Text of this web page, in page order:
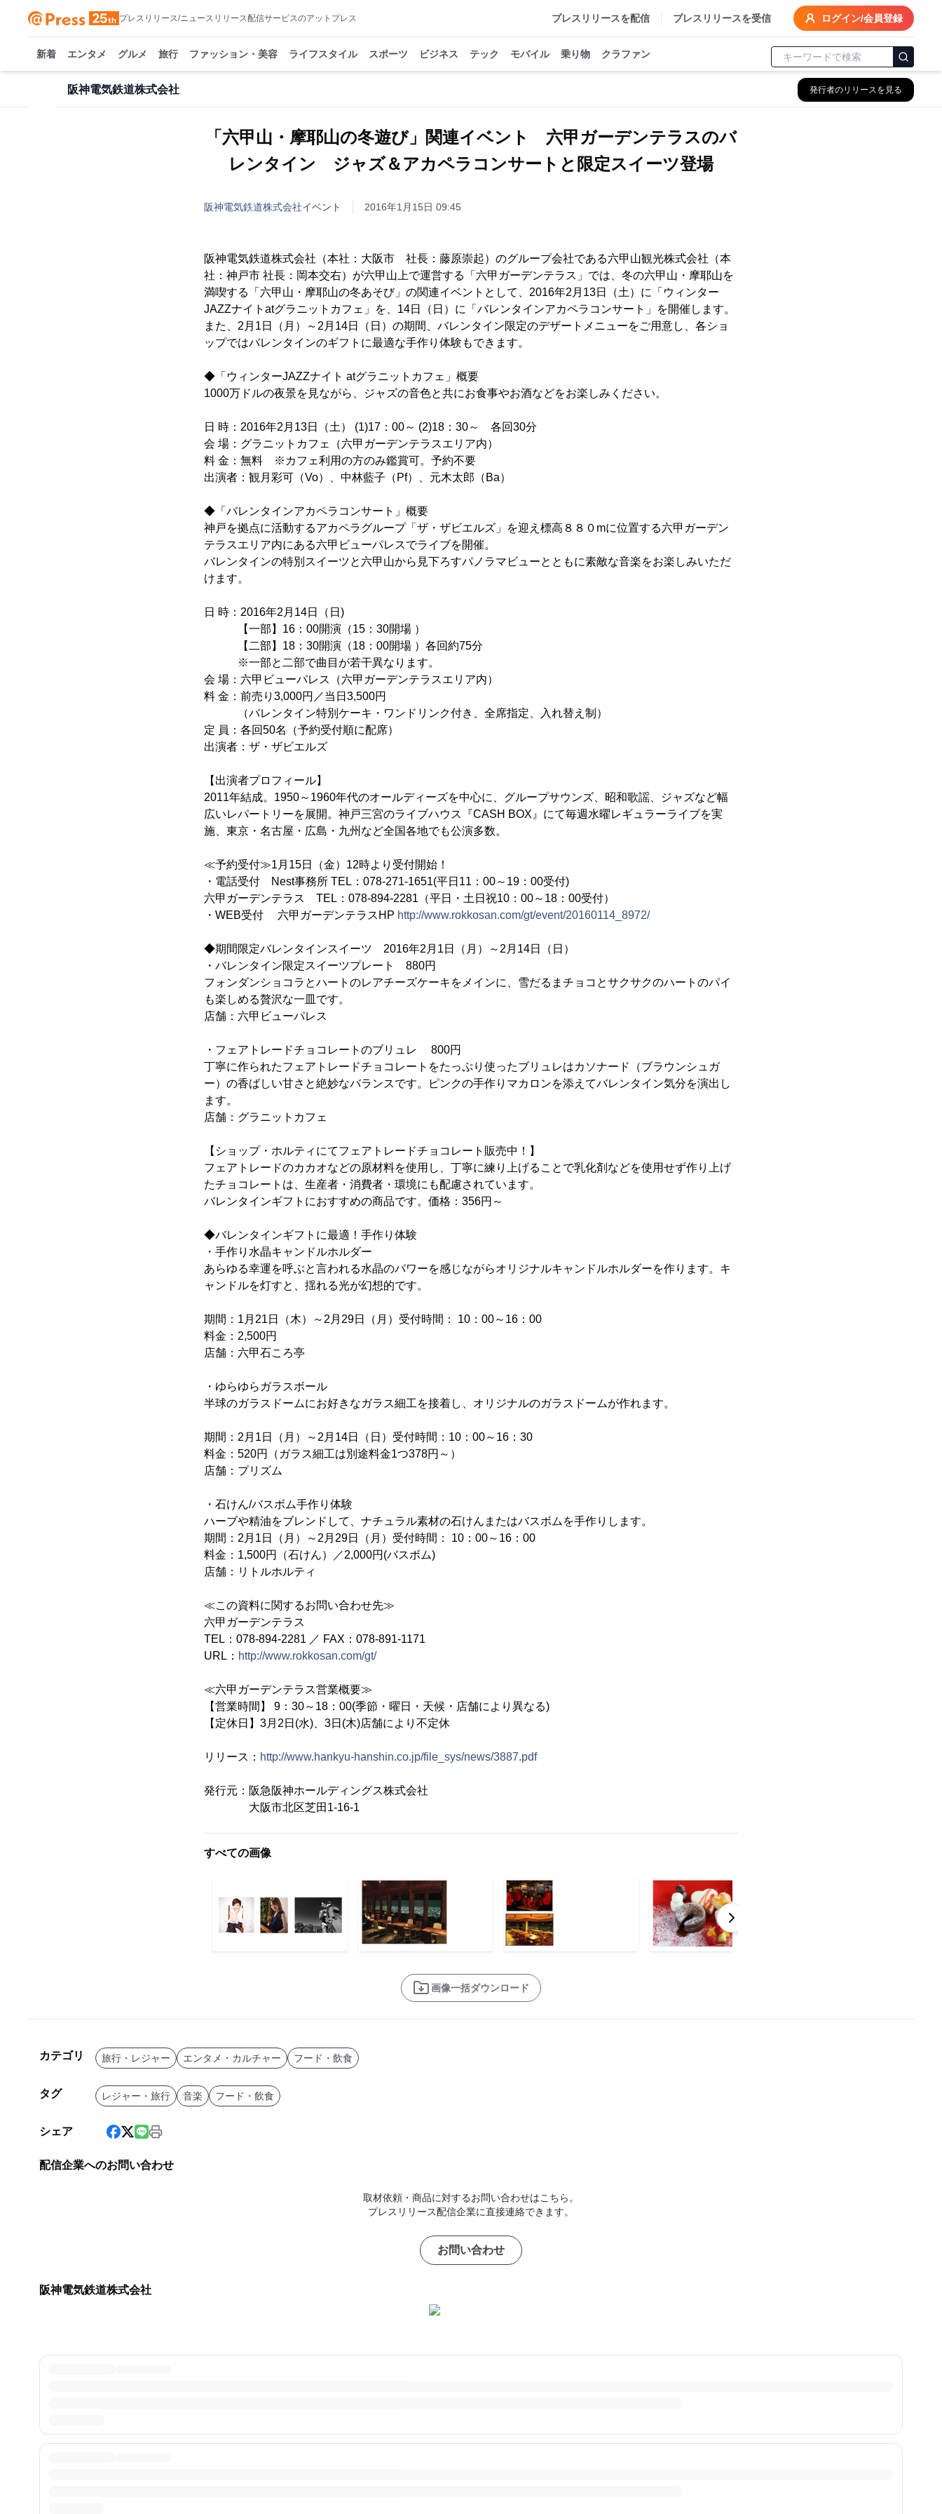
プレスリリース/ニュースリリース配信サービスのアットプレス プレスリリースを配信 プレスリリースを受信 ログイン/会員登録
新着 エンタメ グルメ 旅行 ファッション・美容 ライフスタイル スポーツ ビジネス テック モバイル 乗り物 クラファン
阪神電気鉄道株式会社 発行者のリリースを見る
「六甲山・摩耶山の冬遊び」関連イベント 六甲ガーデンテラスのバ
レンタイン ジャズ＆アカペラコンサートと限定スイーツ登場
阪神電気鉄道株式会社イベント 2016年1月15日 09:45
阪神電気鉄道株式会社（本社：大阪市 社長：藤原崇起）のグループ会社である六甲山観光株式会社（本
社：神戸市 社長：岡本交右）が六甲山上で運営する「六甲ガーデンテラス」では、冬の六甲山・摩耶山を
満喫する「六甲山・摩耶山の冬あそび」の関連イベントとして、2016年2月13日（土）に「ウィンター
JAZZナイトatグラニットカフェ」を、14日（日）に「バレンタインアカペラコンサート」を開催します。
また、2月1日（月）～2月14日（日）の期間、バレンタイン限定のデザートメニューをご用意し、各ショ
ップではバレンタインのギフトに最適な手作り体験もできます。
◆「ウィンターJAZZナイト atグラニットカフェ」概要
1000万ドルの夜景を見ながら、ジャズの音色と共にお食事やお酒などをお楽しみください。
日 時：2016年2月13日（土） (1)17：00～ (2)18：30～ 各回30分
会 場：グラニットカフェ（六甲ガーデンテラスエリア内）
料 金：無料 ※カフェ利用の方のみ鑑賞可。予約不要
出演者：観月彩可（Vo）、中林藍子（Pf）、元木太郎（Ba）
◆「バレンタインアカペラコンサート」概要
神戸を拠点に活動するアカペラグループ「ザ・ザビエルズ」を迎え標高８８０mに位置する六甲ガーデン
テラスエリア内にある六甲ビューパレスでライブを開催。
バレンタインの特別スイーツと六甲山から見下ろすパノラマビューとともに素敵な音楽をお楽しみいただ
けます。
日 時：2016年2月14日（日)
【一部】16：00開演（15：30開場 ）
【二部】18：30開演（18：00開場 ）各回約75分
※一部と二部で曲目が若干異なります。
会 場：六甲ビューパレス（六甲ガーデンテラスエリア内）
料 金：前売り3,000円／当日3,500円
（バレンタイン特別ケーキ・ワンドリンク付き、全席指定、入れ替え制）
定 員：各回50名（予約受付順に配席）
出演者：ザ・ザビエルズ
【出演者プロフィール】
2011年結成。1950～1960年代のオールディーズを中心に、グループサウンズ、昭和歌謡、ジャズなど幅
広いレパートリーを展開。神戸三宮のライブハウス『CASH BOX』にて毎週水曜レギュラーライブを実
施、東京・名古屋・広島・九州など全国各地でも公演多数。
≪予約受付≫1月15日（金）12時より受付開始！
・電話受付 Nest事務所 TEL：078-271-1651(平日11：00～19：00受付)
六甲ガーデンテラス TEL：078‐894‐2281（平日・土日祝10：00～18：00受付）
・WEB受付 六甲ガーデンテラスHP http://www.rokkosan.com/gt/event/20160114_8972/
◆期間限定バレンタインスイーツ 2016年2月1日（月）～2月14日（日）
・バレンタイン限定スイーツプレート 880円
フォンダンショコラとハートのレアチーズケーキをメインに、雪だるまチョコとサクサクのハートのパイ
も楽しめる贅沢な一皿です。
店舗：六甲ビューパレス
・フェアトレードチョコレートのブリュレ 800円
丁寧に作られたフェアトレードチョコレートをたっぷり使ったブリュレはカソナード（ブラウンシュガ
ー）の香ばしい甘さと絶妙なバランスです。ピンクの手作りマカロンを添えてバレンタイン気分を演出し
ます。
店舗：グラニットカフェ
【ショップ・ホルティにてフェアトレードチョコレート販売中！】
フェアトレードのカカオなどの原材料を使用し、丁寧に練り上げることで乳化剤などを使用せず作り上げ
たチョコレートは、生産者・消費者・環境にも配慮されています。
バレンタインギフトにおすすめの商品です。価格：356円～
◆バレンタインギフトに最適！手作り体験
・手作り水晶キャンドルホルダー
あらゆる幸運を呼ぶと言われる水晶のパワーを感じながらオリジナルキャンドルホルダーを作ります。キ
ャンドルを灯すと、揺れる光が幻想的です。
期間：1月21日（木）～2月29日（月）受付時間： 10：00～16：00
料金：2,500円
店舗：六甲石ころ亭
・ゆらゆらガラスボール
半球のガラスドームにお好きなガラス細工を接着し、オリジナルのガラスドームが作れます。
期間：2月1日（月）～2月14日（日）受付時間：10：00～16：30
料金：520円（ガラス細工は別途料金1つ378円～）
店舗：プリズム
・石けん/バスボム手作り体験
ハーブや精油をブレンドして、ナチュラル素材の石けんまたはバスボムを手作りします。
期間：2月1日（月）～2月29日（月）受付時間： 10：00～16：00
料金：1,500円（石けん）／2,000円(バスボム)
店舗：リトルホルティ
≪この資料に関するお問い合わせ先≫
六甲ガーデンテラス
TEL：078-894-2281 ／ FAX：078-891-1171
URL： http://www.rokkosan.com/gt/
≪六甲ガーデンテラス営業概要≫
【営業時間】 9：30～18：00(季節・曜日・天候・店舗により異なる)
【定休日】3月2日(水)、3日(木)店舗により不定休
リリース： http://www.hankyu-hanshin.co.jp/file_sys/news/3887.pdf
発行元：阪急阪神ホールディングス株式会社
大阪市北区芝田1-16-1
すべての画像
画像一括ダウンロード
カテゴリ 旅行・レジャー エンタメ・カルチャー フード・飲食
タグ レジャー・旅行 音楽 フード・飲食
シェア
配信企業へのお問い合わせ
取材依頼・商品に対するお問い合わせはこちら。
プレスリリース配信企業に直接連絡できます。
お問い合わせ
阪神電気鉄道株式会社